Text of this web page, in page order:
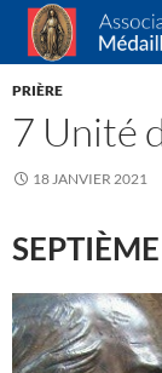
Association
Recherche
ALLER
PRIÈRE
7 Unité
18 JANVIER 2021